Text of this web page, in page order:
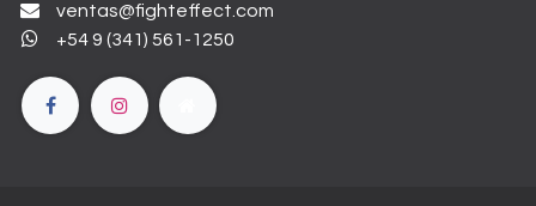
ventas@fighteffect.com
+54 9 (341) 561-1250